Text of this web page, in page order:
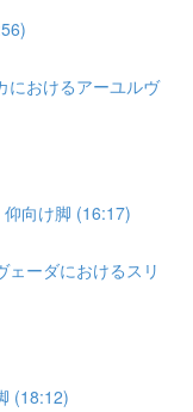
におけるアーユルヴ
仰向け脚 (16:17)
ェーダにおけるスリ
(18:12)